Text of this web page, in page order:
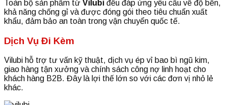
Toàn bộ sản phẩm từ Vilubi đều đáp ứng yêu cầu về độ bền,
khả năng chống gỉ và được đóng gói theo tiêu chuẩn xuất
khẩu, đảm bảo an toàn trong vận chuyển quốc tế.
Dịch Vụ Đi Kèm
Vilubi hỗ trợ tư vấn kỹ thuật, dịch vụ ép vỉ bao bì ngũ kim,
giao hàng tận xưởng và chính sách công nợ linh hoạt cho
khách hàng B2B. Đây là lợi thế lớn so với các đơn vị nhỏ lẻ
khác.